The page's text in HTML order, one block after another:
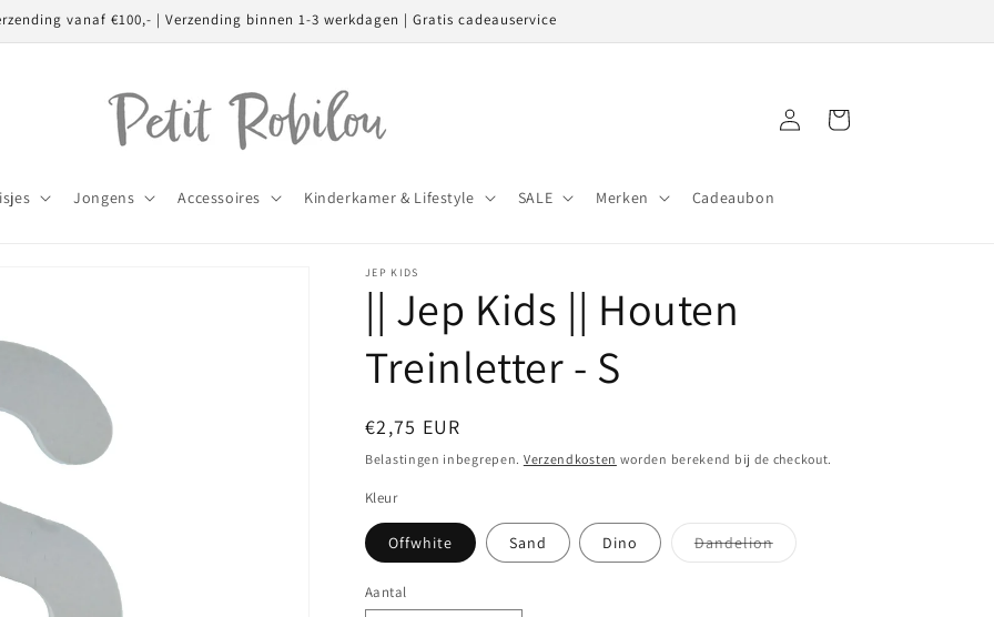
vanaf €100,- | Verzending binnen 1-3 werkdagen | Gratis cadeauservice
Jongens Accessoires Kinderkamer & Lifestyle SALE Merken Cadeaubon
InloggenWinkelwagen
JEP KIDS
|| Jep Kids || Houten
Treinletter - S
Normale
prijs
€2,75 EUR
Belastingen inbegrepen. Verzendkosten worden berekend bij de checkout.
Kleur
Offwhite Sand Dino DandelionVariant
uitverkocht
Aantal
Aantal